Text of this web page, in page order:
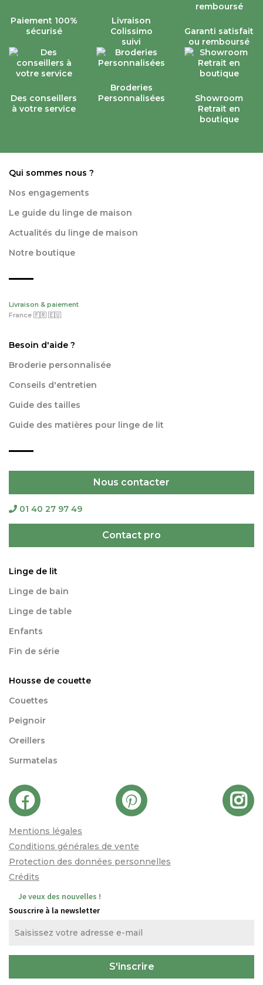
Paiement 100%
sécurisé
Livraison
Colissimo
suivi
Garanti satisfait
ou remboursé
Des conseillers
à votre service
Broderies
Personnalisées
Showroom
Retrait en
boutique
Qui sommes nous ?
Nos engagements
Le guide du linge de maison
Actualités du linge de maison
Notre boutique
Livraison & paiement
France 🇫🇷 🇪🇺
Besoin d'aide ?
Broderie personnalisée
Conseils d'entretien
Guide des tailles
Guide des matières pour linge de lit
Nous contacter
01 40 27 97 49
Contact pro
Linge de lit
Linge de bain
Linge de table
Enfants
Fin de série
Housse de couette
Couettes
Peignoir
Oreillers
Surmatelas
Mentions légales
Conditions générales de vente
Protection des données personnelles
Crédits
Je veux des nouvelles !
Souscrire à la newsletter